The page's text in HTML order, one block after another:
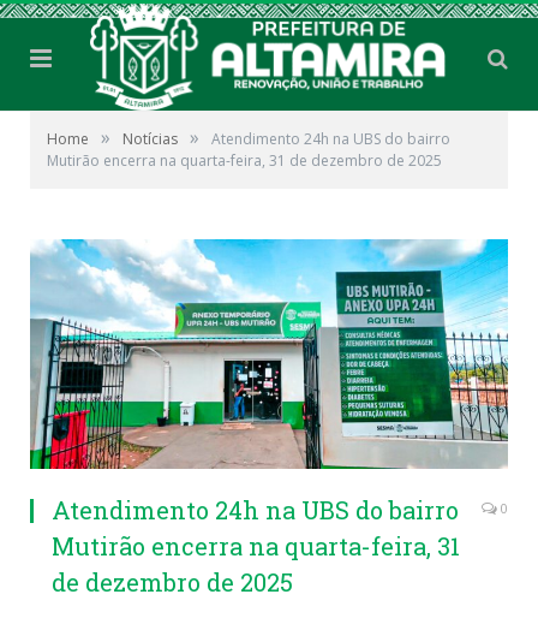
Home » Notícias »
Atendimento 24h na UBS do bairro
Mutirão encerra na quarta-feira, 31 de dezembro de 2025
Atendimento 24h na UBS do bairro
Mutirão encerra na quarta-feira, 31
de dezembro de 2025
0